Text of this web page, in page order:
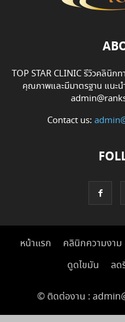
TOP STAR CLINIC รีวิวคลินิก
คุณภาพและมีมาตรฐาน แนะน
Contact us:
หน้าแรก คลินิกความงาม
ดูดไขมัน
ลด
© ติดต่องาน :